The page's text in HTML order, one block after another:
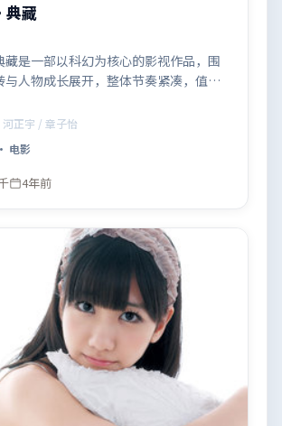
藏
是一部以科幻为核心的影视作品，围
与人物成长展开，整体节奏紧凑，值得
正宇 / 章子怡
· 电影
4年前